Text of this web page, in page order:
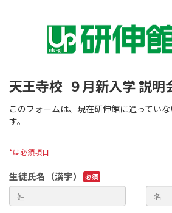
天王寺校 ９月新入学 説明
このフォームは、現在研伸館に通ってい
す。
*は必須項目
生徒氏名（漢字）